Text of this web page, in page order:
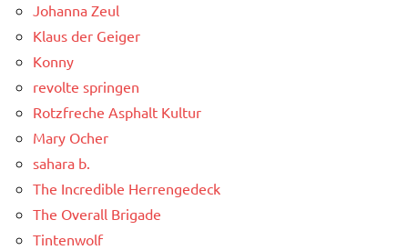
Johanna Zeul
Klaus der Geiger
Konny
revolte springen
Rotzfreche Asphalt Kultur
Mary Ocher
sahara b.
The Incredible Herrengedeck
The Overall Brigade
Tintenwolf